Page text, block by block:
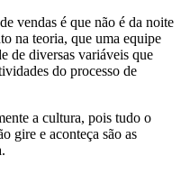
vendas é que não é da noite
na teoria, que uma equipe
de diversas variáveis que
do processo de
a cultura, pois tudo o
gire e aconteça são as